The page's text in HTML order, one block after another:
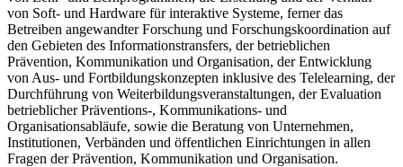
von Soft- und Hardware für interaktive Systeme, ferner das
Betreiben angewandter Forschung und Forschungskoordination auf
den Gebieten des Informationstransfers, der betrieblichen
Prävention, Kommunikation und Organisation, der Entwicklung
von Aus- und Fortbildungskonzepten inklusive des Telelearning, der
Durchführung von Weiterbildungsveranstaltungen, der Evaluation
betrieblicher Präventions-, Kommunikations- und
Organisationsabläufe, sowie die Beratung von Unternehmen,
Institutionen, Verbänden und öffentlichen Einrichtungen in allen
Fragen der Prävention, Kommunikation und Organisation.